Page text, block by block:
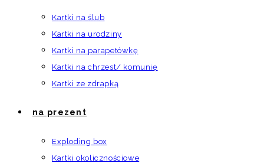
Kartki na ślub
Kartki na urodziny
Kartki na parapetówkę
Kartki na chrzest/ komunię
Kartki ze zdrapką
na prezent
Exploding box
Kartki okolicznościowe